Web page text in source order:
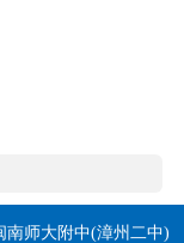
师大附中(漳州二中)